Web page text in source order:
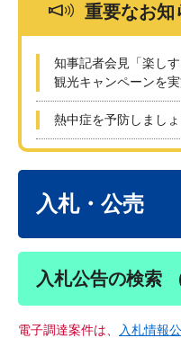
重要なお知
知事記者会見「楽し
観光キャンペーンを
熱中症を予防しましょ
入札・公売
入札公告の検索
電子調達案件は、 入札情報